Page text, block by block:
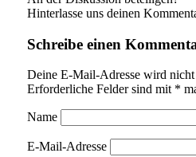
Hinterlasse uns deinen
Schreibe einen
Deine E-Mail-Adresse wird
Erforderliche Felder sind mit *
Name
E-Mail-Adresse